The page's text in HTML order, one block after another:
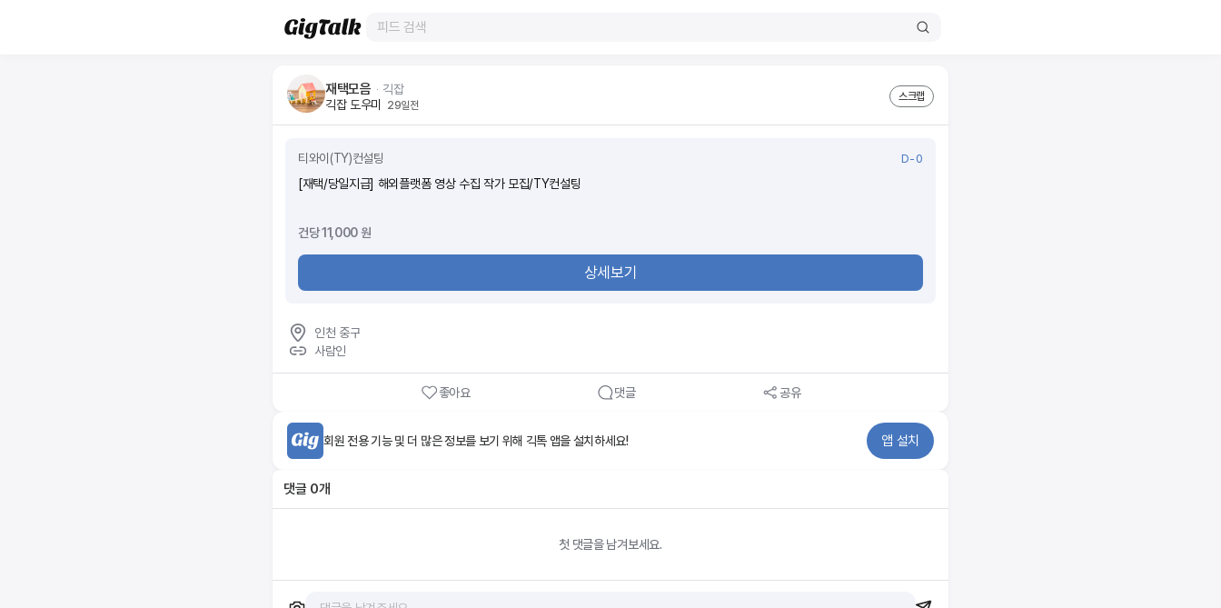
재택모음 ᆞ 긱잡
긱잡 도우미
29일전
스크랩
티와이(TY)컨설팅 D-0
[재택/당일지급] 해외플랫폼 영상 수집 작가 모집/TY컨설팅
건당 11,000 원
상세보기
인천 중구
사람인
좋아요 댓글 공유
회원 전용 기능 및 더 많은 정보를 보기 위해 긱톡 앱을 설치하세요! 앱 설치
댓글 0개
첫 댓글을 남겨보세요.